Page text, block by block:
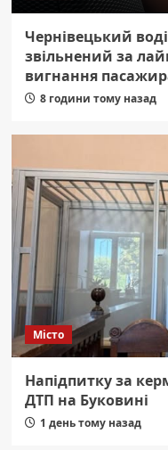
Чернівецький
звільнений за
вигнання
8 години тому назад
Місто
Напідпитку за
ДТП на Буковині
1 день тому назад